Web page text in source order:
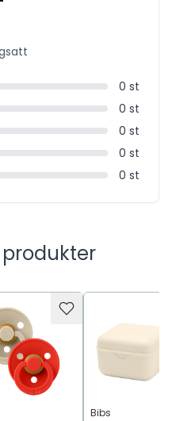
0 st
0 st
0 st
0 st
0 st
Bibs